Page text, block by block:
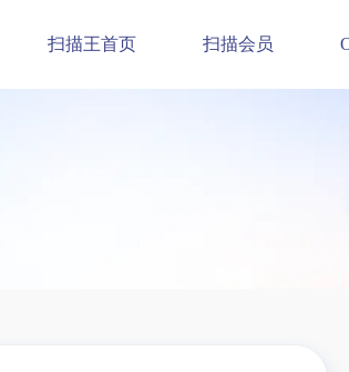
扫描王首页 扫描会员